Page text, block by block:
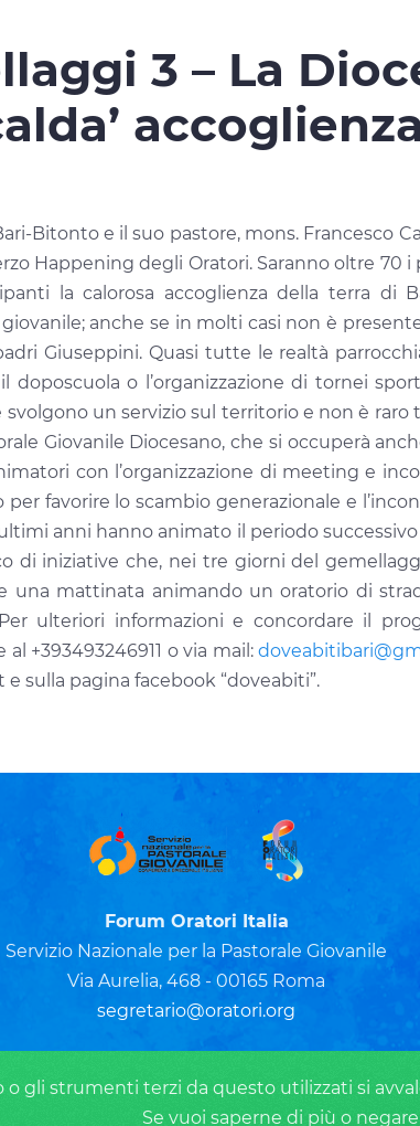
o gli strumenti terzi da questo utilizzati si
Se vuoi saperne di più o
3 – La
accoglienza
Bitonto e il suo pastore, mons.
Happening degli Oratori. Saranno oltre 70
la calorosa accoglienza della terra di
giovanile; anche se in molti casi non è
Giuseppini. Quasi tutte le realtà
doposcuola o l’organizzazione di tornei
un servizio sul territorio e non è
Giovanile Diocesano, che si occuperà
con l’organizzazione di meeting e
per favorire lo scambio generazionale e
anni hanno animato il periodo
di iniziative che, nei tre giorni del
una mattinata animando un oratorio di
ulteriori informazioni e concordare il
+393493246911 o via mail:
sulla pagina facebook “doveabiti”.
Forum Oratori Italia
Servizio Nazionale per la Pastorale Giovanile
Via Aurelia, 468 - 00165 Roma
segretario@oratori.org